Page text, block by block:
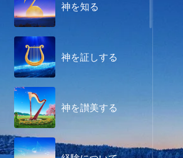
神を知る
神を証しする
神を讃美する